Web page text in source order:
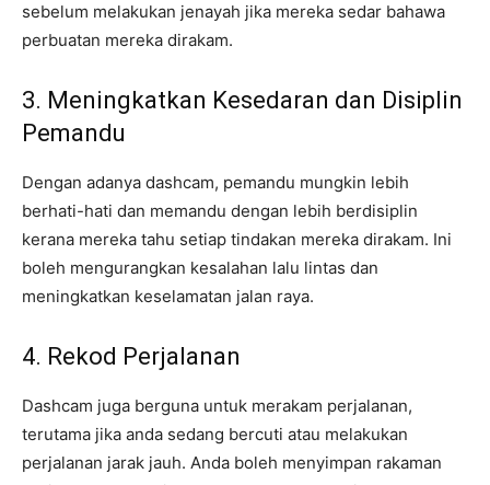
sebelum melakukan jenayah jika mereka sedar bahawa
perbuatan mereka dirakam.
3. Meningkatkan Kesedaran dan Disiplin
Pemandu
Dengan adanya dashcam, pemandu mungkin lebih
berhati-hati dan memandu dengan lebih berdisiplin
kerana mereka tahu setiap tindakan mereka dirakam. Ini
boleh mengurangkan kesalahan lalu lintas dan
meningkatkan keselamatan jalan raya.
4. Rekod Perjalanan
Dashcam juga berguna untuk merakam perjalanan,
terutama jika anda sedang bercuti atau melakukan
perjalanan jarak jauh. Anda boleh menyimpan rakaman